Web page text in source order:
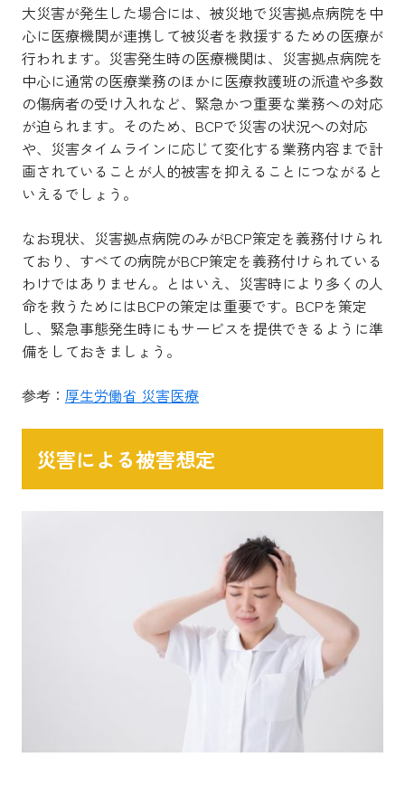
大災害が発生した場合には、被災地で災害拠点病院を中
心に医療機関が連携して被災者を救援するための医療が
行われます。災害発生時の医療機関は、災害拠点病院を
中心に通常の医療業務のほかに医療救護班の派遣や多数
の傷病者の受け入れなど、緊急かつ重要な業務への対応
が迫られます。そのため、BCPで災害の状況への対応
や、災害タイムラインに応じて変化する業務内容まで計
画されていることが人的被害を抑えることにつながると
いえるでしょう。
なお現状、災害拠点病院のみがBCP策定を義務付けられ
ており、すべての病院がBCP策定を義務付けられている
わけではありません。とはいえ、災害時により多くの人
命を救うためにはBCPの策定は重要です。BCPを策定
し、緊急事態発生時にもサービスを提供できるように準
備をしておきましょう。
参考： 厚生労働省 災害医療
災害による被害想定